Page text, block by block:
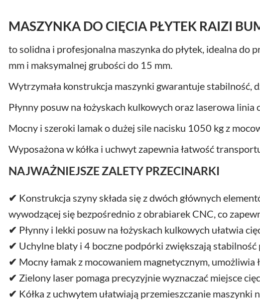
MASZYNKA DO CIĘCIA PŁYTEK RAIZI
to solidna i profesjonalna maszynka do płytek, idealna do
mm i maksymalnej grubości do 15 mm.
Wytrzymała konstrukcja maszynki gwarantuje stabilność,
Płynny posuw na łożyskach kulkowych oraz laserowa linia
Mocny i szeroki lamak o dużej sile nacisku 1050 kg z
Wyposażona w kółka i uchwyt zapewnia łatwość
NAJWAŻNIEJSZE ZALETY PRZECINARKI
✔ Konstrukcja szyny składa się z dwóch głównych
wywodzącej się bezpośrednio z obrabiarek CNC, co
✔ Płynny i lekki posuw na łożyskach kulkowych ułatwia
✔ Uchylne blaty i 4 boczne podpórki zwiększają stabilność
✔ Mocny łamak z mocowaniem magnetycznym, umożliwia
✔ Zielony laser pomaga precyzyjnie wyznaczać miejsce
✔ Kółka z uchwytem ułatwiają przemieszczanie maszynki